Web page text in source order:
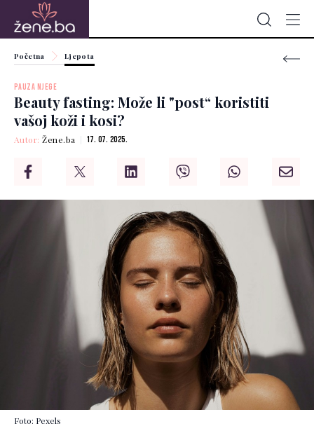
Početna Ljepota
PAUZA NJEGE
Beauty fasting: Može li "post“ koristiti
vašoj koži i kosi?
Autor:Žene.ba 17. 07. 2025.
Foto: Pexels